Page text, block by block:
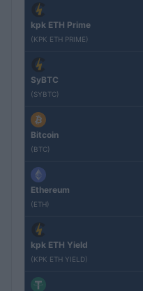
kpk ETH Prime
(KPK ETH PRIME)
SyBTC
(SYBTC)
Bitcoin
(BTC)
Ethereum
(ETH)
kpk ETH Yield
(KPK ETH YIELD)